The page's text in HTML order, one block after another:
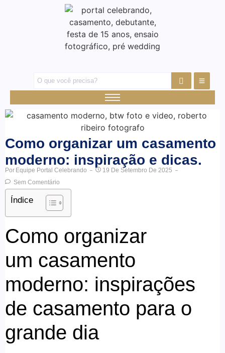
Como organizar um casamento
moderno: inspiração e dicas.
Por Equipe Portal Celebrando
19 De Setembro De 2025
Sem Comentário
Índice
Como organizar
um casamento
moderno: inspirações
de casamento para o
grande dia